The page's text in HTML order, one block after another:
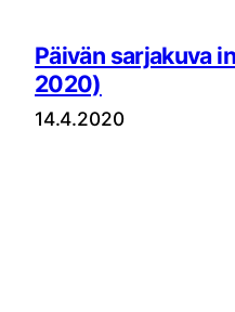
Päivän sarjakuva
2020)
14.4.2020